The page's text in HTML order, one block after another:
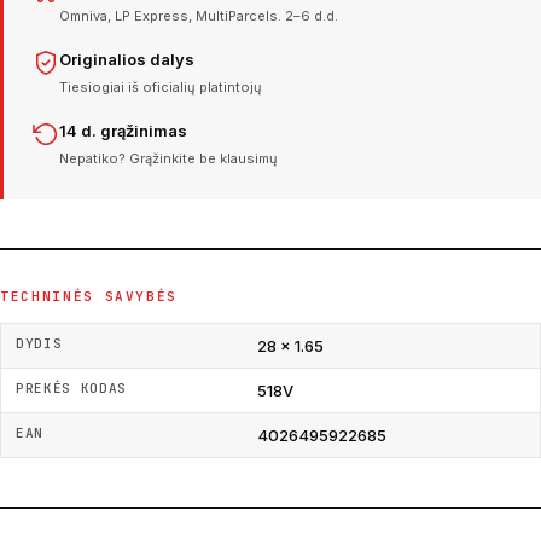
Omniva, LP Express, MultiParcels. 2–6 d.d.
Originalios dalys
Tiesiogiai iš oficialių platintojų
14 d. grąžinimas
Nepatiko? Grąžinkite be klausimų
TECHNINĖS SAVYBĖS
DYDIS 28 × 1.65
PREKĖS KODAS 518V
EAN 4026495922685